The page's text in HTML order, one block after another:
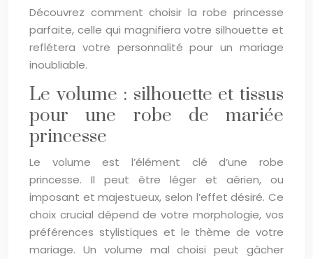
Découvrez comment choisir la robe princesse
parfaite, celle qui magnifiera votre silhouette et
reflétera votre personnalité pour un mariage
inoubliable.
Le volume : silhouette et tissus
pour une robe de mariée
princesse
Le volume est l’élément clé d’une robe
princesse. Il peut être léger et aérien, ou
imposant et majestueux, selon l’effet désiré. Ce
choix crucial dépend de votre morphologie, vos
préférences stylistiques et le thème de votre
mariage. Un volume mal choisi peut gâcher